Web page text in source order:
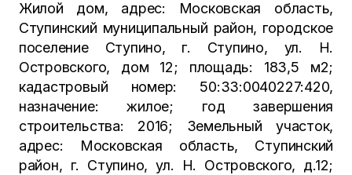
Жилой дом, адрес: Московская область,
Ступинский муниципальный район, городское
поселение Ступино, г. Ступино, ул. Н.
Островского, дом 12; площадь: 183,5 м2;
кадастровый номер: 50:33:0040227:420,
назначение: жилое; год завершения
строительства: 2016; Земельный участок,
адрес: Московская область, Ступинский
район, г. Ступино, ул. Н. Островского, д.12;